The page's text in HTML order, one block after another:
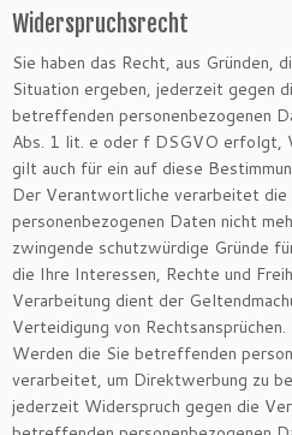
Widerspruchsrecht
Sie haben das Recht, aus Gründen,
Situation ergeben, jederzeit gegen
betreffenden personenbezogenen
Abs. 1 lit. e oder f DSGVO erfolgt,
gilt auch für ein auf diese
Der Verantwortliche verarbeitet
personenbezogenen Daten nicht
zwingende schutzwürdige Gründe
die Ihre Interessen, Rechte und
Verarbeitung dient der
Verteidigung von Rechtsansprüchen.
Werden die Sie betreffenden
verarbeitet, um Direktwerbung zu
jederzeit Widerspruch gegen die